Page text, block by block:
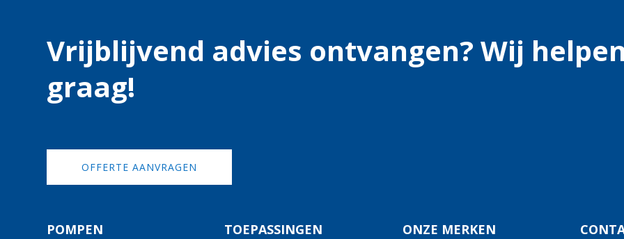
Vrijblijvend advies ontvangen? Wij
graag!
OFFERTE AANVRAGEN
POMPEN TOEPASSINGEN ONZE MERKEN